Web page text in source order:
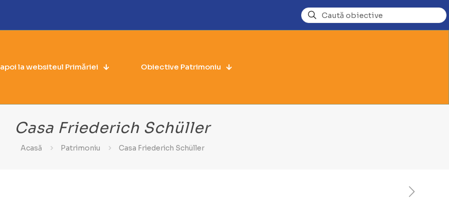
la websiteul Primăriei Obiective Patrimoniu
Casa Friederich Schüller
Acasă Patrimoniu Casa Friederich Schüller